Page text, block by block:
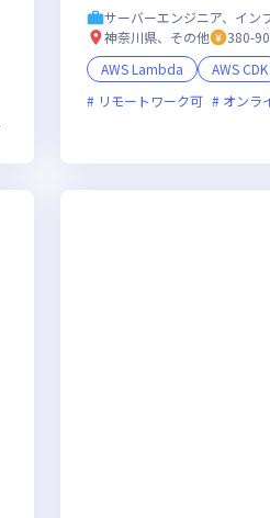
サーバーエンジニア、イン
神奈川県、その他
380-
AWS Lambda
AWS CDK
リモートワーク可
オンラ